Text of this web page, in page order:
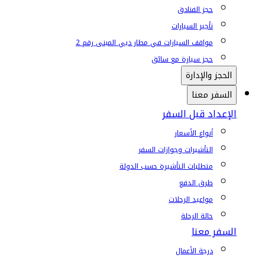
حجز الفنادق
تأجير السيارات
مواقف السيارات في مطار دبي المبنى رقم 2
حجز سيارة مع سائق
الحجز والإدارة
السفر معنا
الإعداد قبل السفر
أنواع الأسعار
التأشيرات وجوازات السفر
متطلبات التأشيرة حسب الدولة
طرق الدفع
مواعيد الرحلات
حالة الرحلة
السفر معنا
درجة الأعمال